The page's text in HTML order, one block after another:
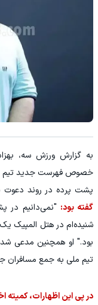
به گزارش ورزش سه،
خصوص فهرست جدید تیم
پشت پرده در روند دعوت
گفته بود: "نمی‌دانیم در
شنیده‌ام در هتل المپیک
بود." او همچنین مدعی
تیم ملی به جمع مسافران
در پی این اظهارات،